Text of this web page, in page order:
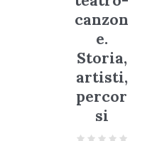
canzon
e.
Storia,
artisti,
percor
si